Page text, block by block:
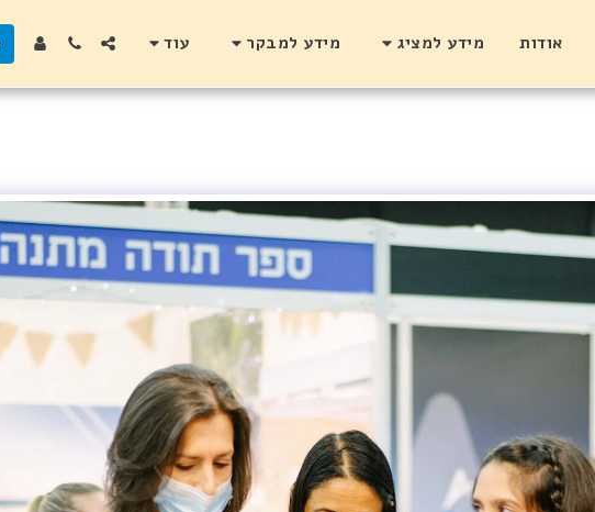
אודות מידע למציג מידע למבקר עוד